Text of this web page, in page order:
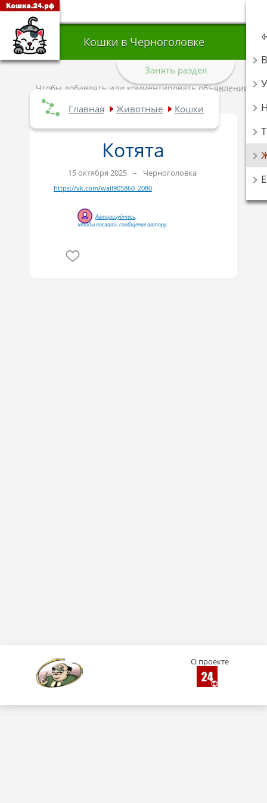
Главная Животные Кошки
Кошки в Черноголовке
Занять раздел
Чтобы добавлять или комментировать объявления,
авторизуйтесь
Котята
15 октября 2025 – Черноголовка
https://vk.com/wall905860_2080
Авторизуйтесь,
чтобы послать сообщение автору.
О проекте